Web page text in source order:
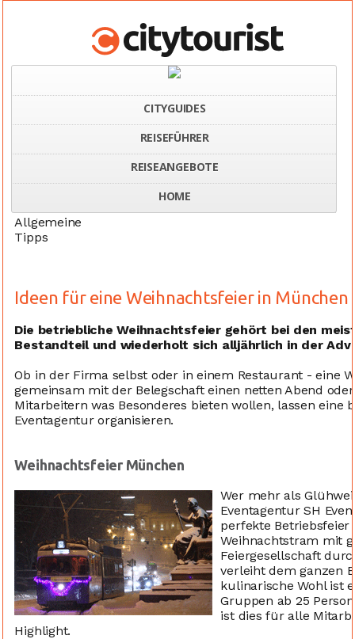
CITYGUIDES
REISEFÜHRER
REISEANGEBOTE
HOME
Tipps Weihnachtsfeier München
Allgemeine
Tipps
Ideen für eine Weihnachtsfeier in München
Die betriebliche Weihnachtsfeier gehört bei den
Bestandteil und wiederholt sich alljährlich in der
Ob in der Firma selbst oder in einem Restaurant - eine
gemeinsam mit der Belegschaft einen netten Abend
Mitarbeitern was Besonderes bieten wollen, lassen eine
Eventagentur organisieren.
Weihnachtsfeier München
Wer mehr als
Eventagentur SH
perfekte
Weihnachtstram mit
Feiergesellschaft
verleiht dem ganzen
kulinarische Wohl ist
Gruppen ab 25
ist dies für alle
Highlight.